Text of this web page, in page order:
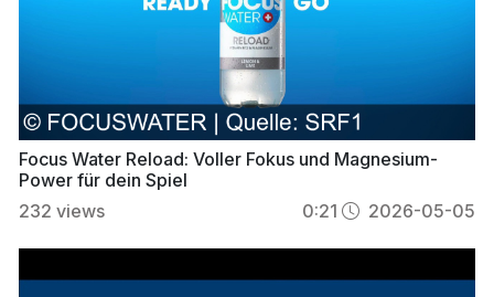
Focus Water Reload: Voller Fokus und Magnesium-
Power für dein Spiel
232 views 0:21 2026-05-05